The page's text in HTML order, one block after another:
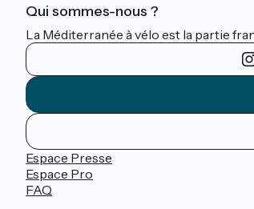
Qui sommes-nous ?
La Méditerranée à vélo est la partie
Espace Presse
Espace Pro
FAQ